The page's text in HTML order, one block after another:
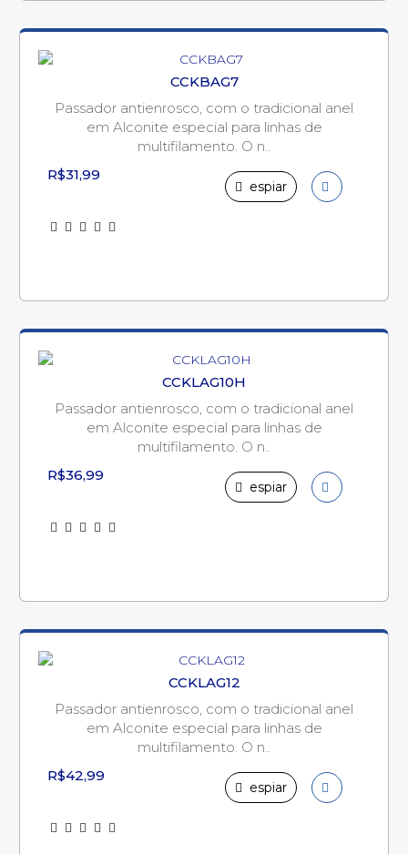
CCKBAG7
Passador antienrosco, com o tradicional anel
em Alconite especial para linhas de
multifilamento. O n..
R$31,99
espiar
CCKLAG10H
Passador antienrosco, com o tradicional anel
em Alconite especial para linhas de
multifilamento. O n..
R$36,99
espiar
CCKLAG12
Passador antienrosco, com o tradicional anel
em Alconite especial para linhas de
multifilamento. O n..
R$42,99
espiar